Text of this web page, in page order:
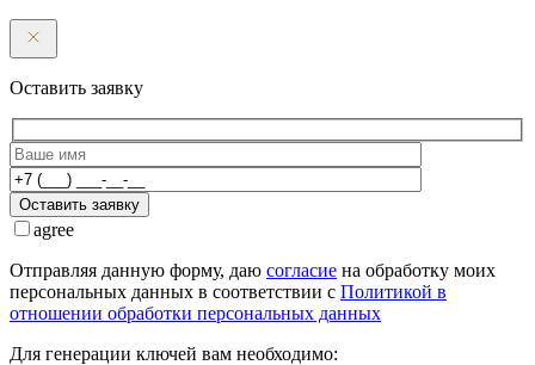
Оставить заявку
Оставить заявку
agree
Отправляя данную форму, даю согласие на обработку моих
персональных данных в соответствии с Политикой в
отношении обработки персональных данных
Для генерации ключей вам необходимо: